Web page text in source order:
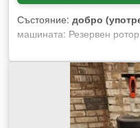
Състояние: добро
машината: Резервен
Laval Модел: ALDEC 506
Вътрешен диаметър на
дължина на барабана:
стомана Размери: Cjdpjza
1.000 kg Техническа
Употребяван, в добро